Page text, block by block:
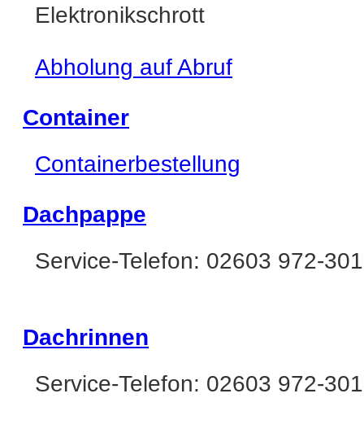
Elektronikschrott
Abholung auf Abruf
Container
Containerbestellung
Dachpappe
Service-Telefon: 02603 972-301
Dachrinnen
Service-Telefon: 02603 972-301